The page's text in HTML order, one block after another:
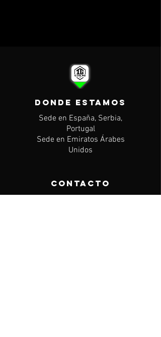
DONDE ESTAMOS
Sede en España, Serbia,
Portugal
Sede en Emiratos Árabes
Unidos
CONTACTO